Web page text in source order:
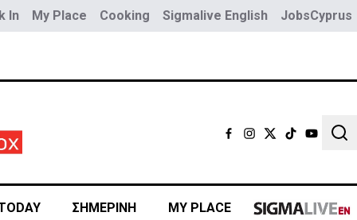
In My Place Cooking Sigmalive English JobsCyprus
ΣΗΜΕΡΙΝΗ MY PLACE